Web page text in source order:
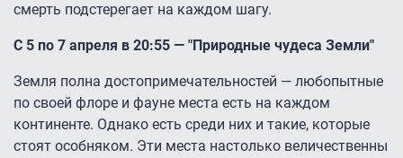
смерть подстерегает на каждом шагу.
С 5 по 7 апреля в 20:55 — "Природные чудеса Земли"
Земля полна достопримечательностей — любопытные
по своей флоре и фауне места есть на каждом
континенте. Однако есть среди них и такие, которые
стоят особняком. Эти места настолько величественны